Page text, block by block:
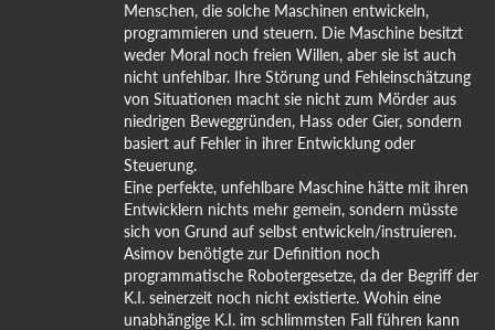
Menschen, die solche Maschinen entwickeln,
programmieren und steuern. Die Maschine besitzt
weder Moral noch freien Willen, aber sie ist auch
nicht unfehlbar. Ihre Störung und Fehleinschätzung
von Situationen macht sie nicht zum Mörder aus
niedrigen Beweggründen, Hass oder Gier, sondern
basiert auf Fehler in ihrer Entwicklung oder
Steuerung.
Eine perfekte, unfehlbare Maschine hätte mit ihren
Entwicklern nichts mehr gemein, sondern müsste
sich von Grund auf selbst entwickeln/instruieren.
Asimov benötigte zur Definition noch
programmatische Robotergesetze, da der Begriff der
K.I. seinerzeit noch nicht existierte. Wohin eine
unabhängige K.I. im schlimmsten Fall führen kann